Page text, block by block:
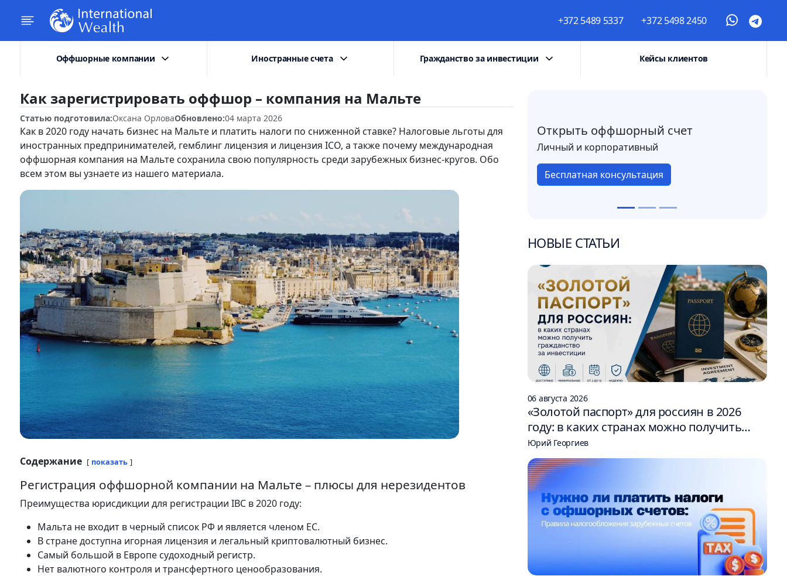
+372 5489 5337 +372 5498 2450
Оффшорные компании Иностранные счета Гражданство за инвестиции Кейсы клиентов
Как зарегистрировать оффшор – компания на Мальте
Статью подготовила:Оксана ОрловаОбновлено:04 марта 2026
Как в 2020 году начать бизнес на Мальте и платить налоги по сниженной ставке? Налоговые льготы для
иностранных предпринимателей, гемблинг лицензия и лицензия ICO, а также почему международная
оффшорная компания на Мальте сохранила свою популярность среди зарубежных бизнес-кругов. Обо
всем этом вы узнаете из нашего материала.
Содержание показать
Регистрация оффшорной компании на Мальте – плюсы для нерезидентов
Преимущества юрисдикции для регистрации IBC в 2020 году:
Мальта не входит в черный список РФ и является членом ЕС.
В стране доступна игорная лицензия и легальный криптовалютный бизнес.
Самый большой в Европе судоходный регистр.
Нет валютного контроля и трансфертного ценообразования.
Открыть оффшорный счет
Личный и корпоративный
Бесплатная консультация
НОВЫЕ СТАТЬИ
06 августа 2026
«Золотой паспорт» для россиян в 2026
году: в каких странах можно получить
гражданство за инвестиции
Юрий Георгиев